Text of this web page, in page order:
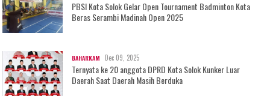
PBSI Kota Solok Gelar Open Tournament Badminton Kota
Beras Serambi Madinah Open 2025
BAHARKAM Dec 09, 2025
Ternyata ke 20 anggota DPRD Kota Solok Kunker Luar
Daerah Saat Daerah Masih Berduka